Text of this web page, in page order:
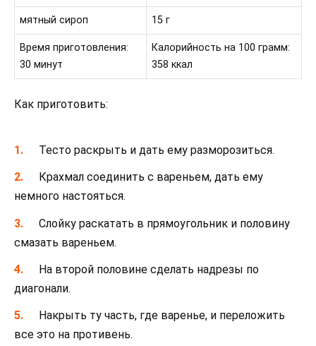
мятный сироп 15 г
Время приготовления:
30 минут
Калорийность на 100 грамм:
358 ккал
Как приготовить:
Тесто раскрыть и дать ему разморозиться.
Крахмал соединить с вареньем, дать ему
немного настояться.
Слойку раскатать в прямоугольник и половину
смазать вареньем.
На второй половине сделать надрезы по
диагонали.
Накрыть ту часть, где варенье, и переложить
все это на противень.